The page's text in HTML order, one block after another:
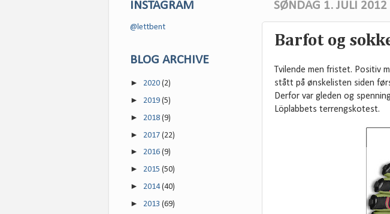
SØNDAG 1. JULI 2012
Barfot og
Tvilende men fristet. Positiv
stått på ønskelisten siden
Derfor var gleden og
Löplabbets terrengskotest.
INSTAGRAM
@lettbent
BLOG ARCHIVE
► 2020 (2)
► 2019 (5)
► 2018 (9)
► 2017 (22)
► 2016 (9)
► 2015 (50)
► 2014(40)
► 2013 (69)